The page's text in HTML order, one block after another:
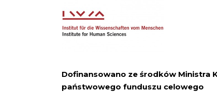
Dofinansowano ze środków Ministra
państwowego funduszu celowego